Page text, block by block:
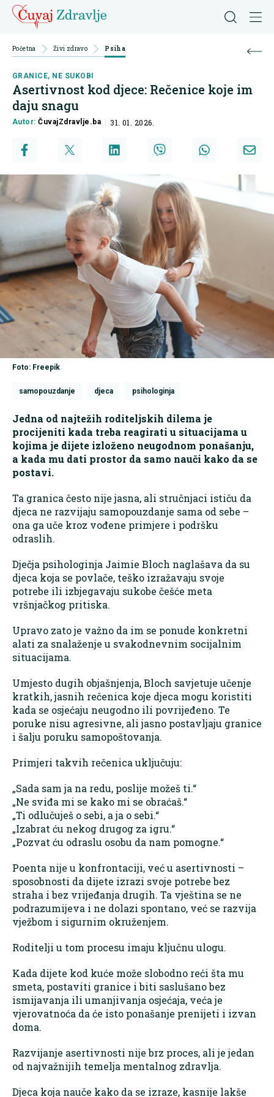
Početna Živi zdravo Psiha
GRANICE, NE SUKOBI
Asertivnost kod djece: Rečenice koje im
daju snagu
Autor:ČuvajZdravlje.ba 31. 01. 2026.
Foto: Freepik
samopouzdanje djeca psihologinja
Jedna od najtežih roditeljskih dilema je
procijeniti kada treba reagirati u situacijama u
kojima je dijete izloženo neugodnom ponašanju,
a kada mu dati prostor da samo nauči kako da se
postavi.
Ta granica često nije jasna, ali stručnjaci ističu da
djeca ne razvijaju samopouzdanje sama od sebe –
ona ga uče kroz vođene primjere i podršku
odraslih.
Dječja psihologinja Jaimie Bloch naglašava da su
djeca koja se povlače, teško izražavaju svoje
potrebe ili izbjegavaju sukobe češće meta
vršnjačkog pritiska.
Upravo zato je važno da im se ponude konkretni
alati za snalaženje u svakodnevnim socijalnim
situacijama.
Umjesto dugih objašnjenja, Bloch savjetuje učenje
kratkih, jasnih rečenica koje djeca mogu koristiti
kada se osjećaju neugodno ili povrijeđeno. Te
poruke nisu agresivne, ali jasno postavljaju granice
i šalju poruku samopoštovanja.
Primjeri takvih rečenica uključuju:
„Sada sam ja na redu, poslije možeš ti.“
„Ne sviđa mi se kako mi se obraćaš.“
„Ti odlučuješ o sebi, a ja o sebi.“
„Izabrat ću nekog drugog za igru.“
„Pozvat ću odraslu osobu da nam pomogne.“
Poenta nije u konfrontaciji, već u asertivnosti –
sposobnosti da dijete izrazi svoje potrebe bez
straha i bez vrijeđanja drugih. Ta vještina se ne
podrazumijeva i ne dolazi spontano, već se razvija
vježbom i sigurnim okruženjem.
Roditelji u tom procesu imaju ključnu ulogu.
Kada dijete kod kuće može slobodno reći šta mu
smeta, postaviti granice i biti saslušano bez
ismijavanja ili umanjivanja osjećaja, veća je
vjerovatnoća da će isto ponašanje prenijeti i izvan
doma.
Razvijanje asertivnosti nije brz proces, ali je jedan
od najvažnijih temelja mentalnog zdravlja.
Djeca koja nauče kako da se izraze, kasnije lakše